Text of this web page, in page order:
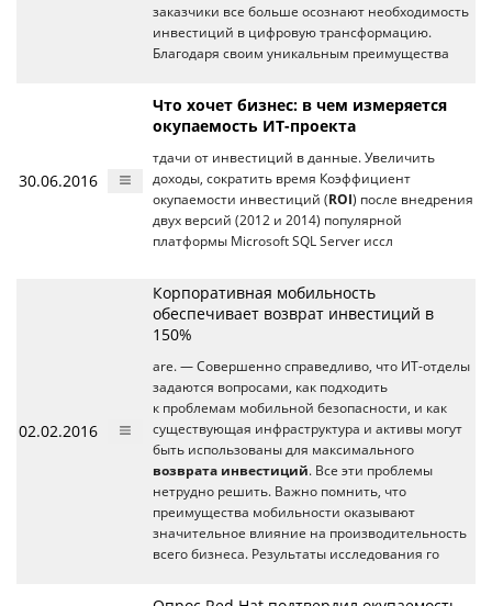
заказчики все больше осознают необходимость
инвестиций в цифровую трансформацию.
Благодаря своим уникальным преимущества
30.06.2016
Что хочет бизнес: в чем измеряется
окупаемость ИТ-проекта
тдачи от инвестиций в данные. Увеличить
доходы, сократить время Коэффициент
окупаемости инвестиций (ROI) после внедрения
двух версий (2012 и 2014) популярной
платформы Microsoft SQL Server иссл
02.02.2016
Корпоративная мобильность
обеспечивает возврат инвестиций в
150%
are. — Совершенно справедливо, что ИТ-отделы
задаются вопросами, как подходить
к проблемам мобильной безопасности, и как
существующая инфраструктура и активы могут
быть использованы для максимального
возврата инвестиций. Все эти проблемы
нетрудно решить. Важно помнить, что
преимущества мобильности оказывают
значительное влияние на производительность
всего бизнеса. Результаты исследования го